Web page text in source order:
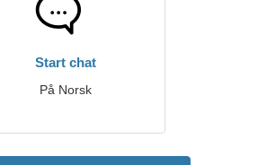
Start chat
På Norsk